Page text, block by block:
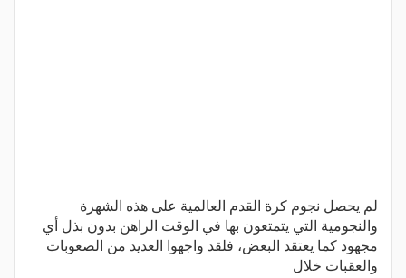
لم يحصل نجوم كرة القدم العالمية على هذه الشهرة
والنجومية التي يتمتعون بها في الوقت الراهن بدون بذل أي
مجهود كما يعتقد البعض، فلقد واجهوا العديد من الصعوبات
والعقبات خلال